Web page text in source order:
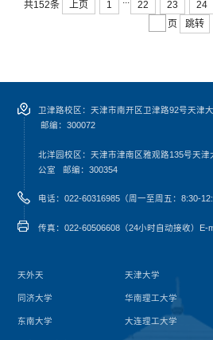
共152条 上页 1 22 23 24
页
跳转
卫津路校区：天津市南开区卫津路92号天津
邮编：300072
北洋园校区：天津市津南区雅观路135号天津
公室 邮编：300354
电话：022-60316985（周一至周五：8:30-
传真：022-60506608（24小时自动接收） E-
天外天 天津大学
同济大学 华南理工大学
东南大学 大连理工大学